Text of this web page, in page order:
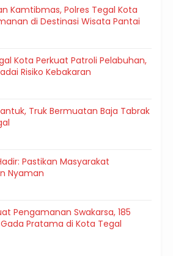
Kamtibmas, Polres Tegal Kota
di Destinasi Wisata Pantai
Kota Perkuat Patroli Pelabuhan,
Risiko Kebakaran
Truk Bermuatan Baja Tabrak
Pastikan Masyarakat
Nyaman
Pengamanan Swakarsa, 185
Pratama di Kota Tegal